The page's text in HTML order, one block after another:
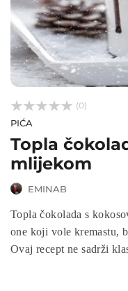


 (0)
PIĆA
Topla
mlijekom
EMINAB
Topla čokolada s
one koji vole kremastu,
Ovaj recept ne sadrži